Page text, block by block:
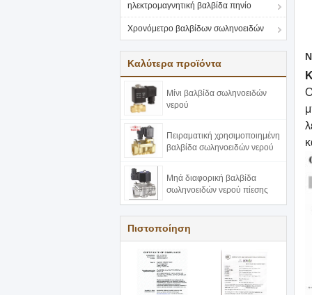
ηλεκτρομαγνητική βαλβίδα πηνίο
Χρονόμετρο βαλβίδων σωληνοειδών
Καλύτερα προϊόντα
Μίνι βαλβίδα σωληνοειδών
νερού
Πειραματική χρησιμοποιημένη
βαλβίδα σωληνοειδών νερού
Μηά διαφορική βαλβίδα
σωληνοειδών νερού πίεσης
Πιστοποίηση